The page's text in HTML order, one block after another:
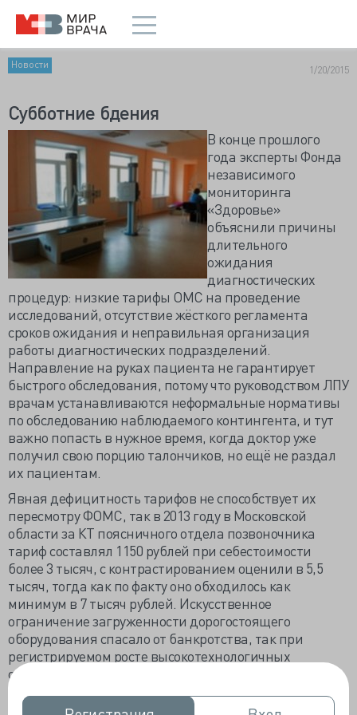
Новости 1/20/2015
Субботние бдения
В конце прошлого
года эксперты Фонда
независимого
мониторинга
«Здоровье»
объяснили причины
длительного
ожидания
диагностических
процедур: низкие тарифы ОМС на проведение
исследований, отсутствие жёсткого регламента
сроков ожидания и неправильная организация
работы диагностических подразделений.
Направление на руках пациента не гарантирует
быстрого обследования, потому что руководством ЛПУ
врачам устанавливаются неформальные нормативы
по обследованию наблюдаемого контингента, и тут
важно попасть в нужное время, когда доктор уже
получил свою порцию талончиков, но ещё не раздал
их пациентам.
Явная дефицитность тарифов не способствует их
пересмотру ФОМС, так в 2013 году в Московской
области за КТ поясничного отдела позвоночника
тариф составлял 1150 рублей при себестоимости
более 3 тысяч, с контрастированием оценили в 5,5
тысяч, тогда как по факту оно обходилось как
минимум в 7 тысяч рублей. Искусственное
ограничение загруженности дорогостоящего
оборудования спасало от банкротства, так при
регистрируемом росте высокотехнологичных
обследований, «количество исследований в сутки на
один томограф приближается к 9, то есть менее
одного исследования в час, при том, что ресурсы